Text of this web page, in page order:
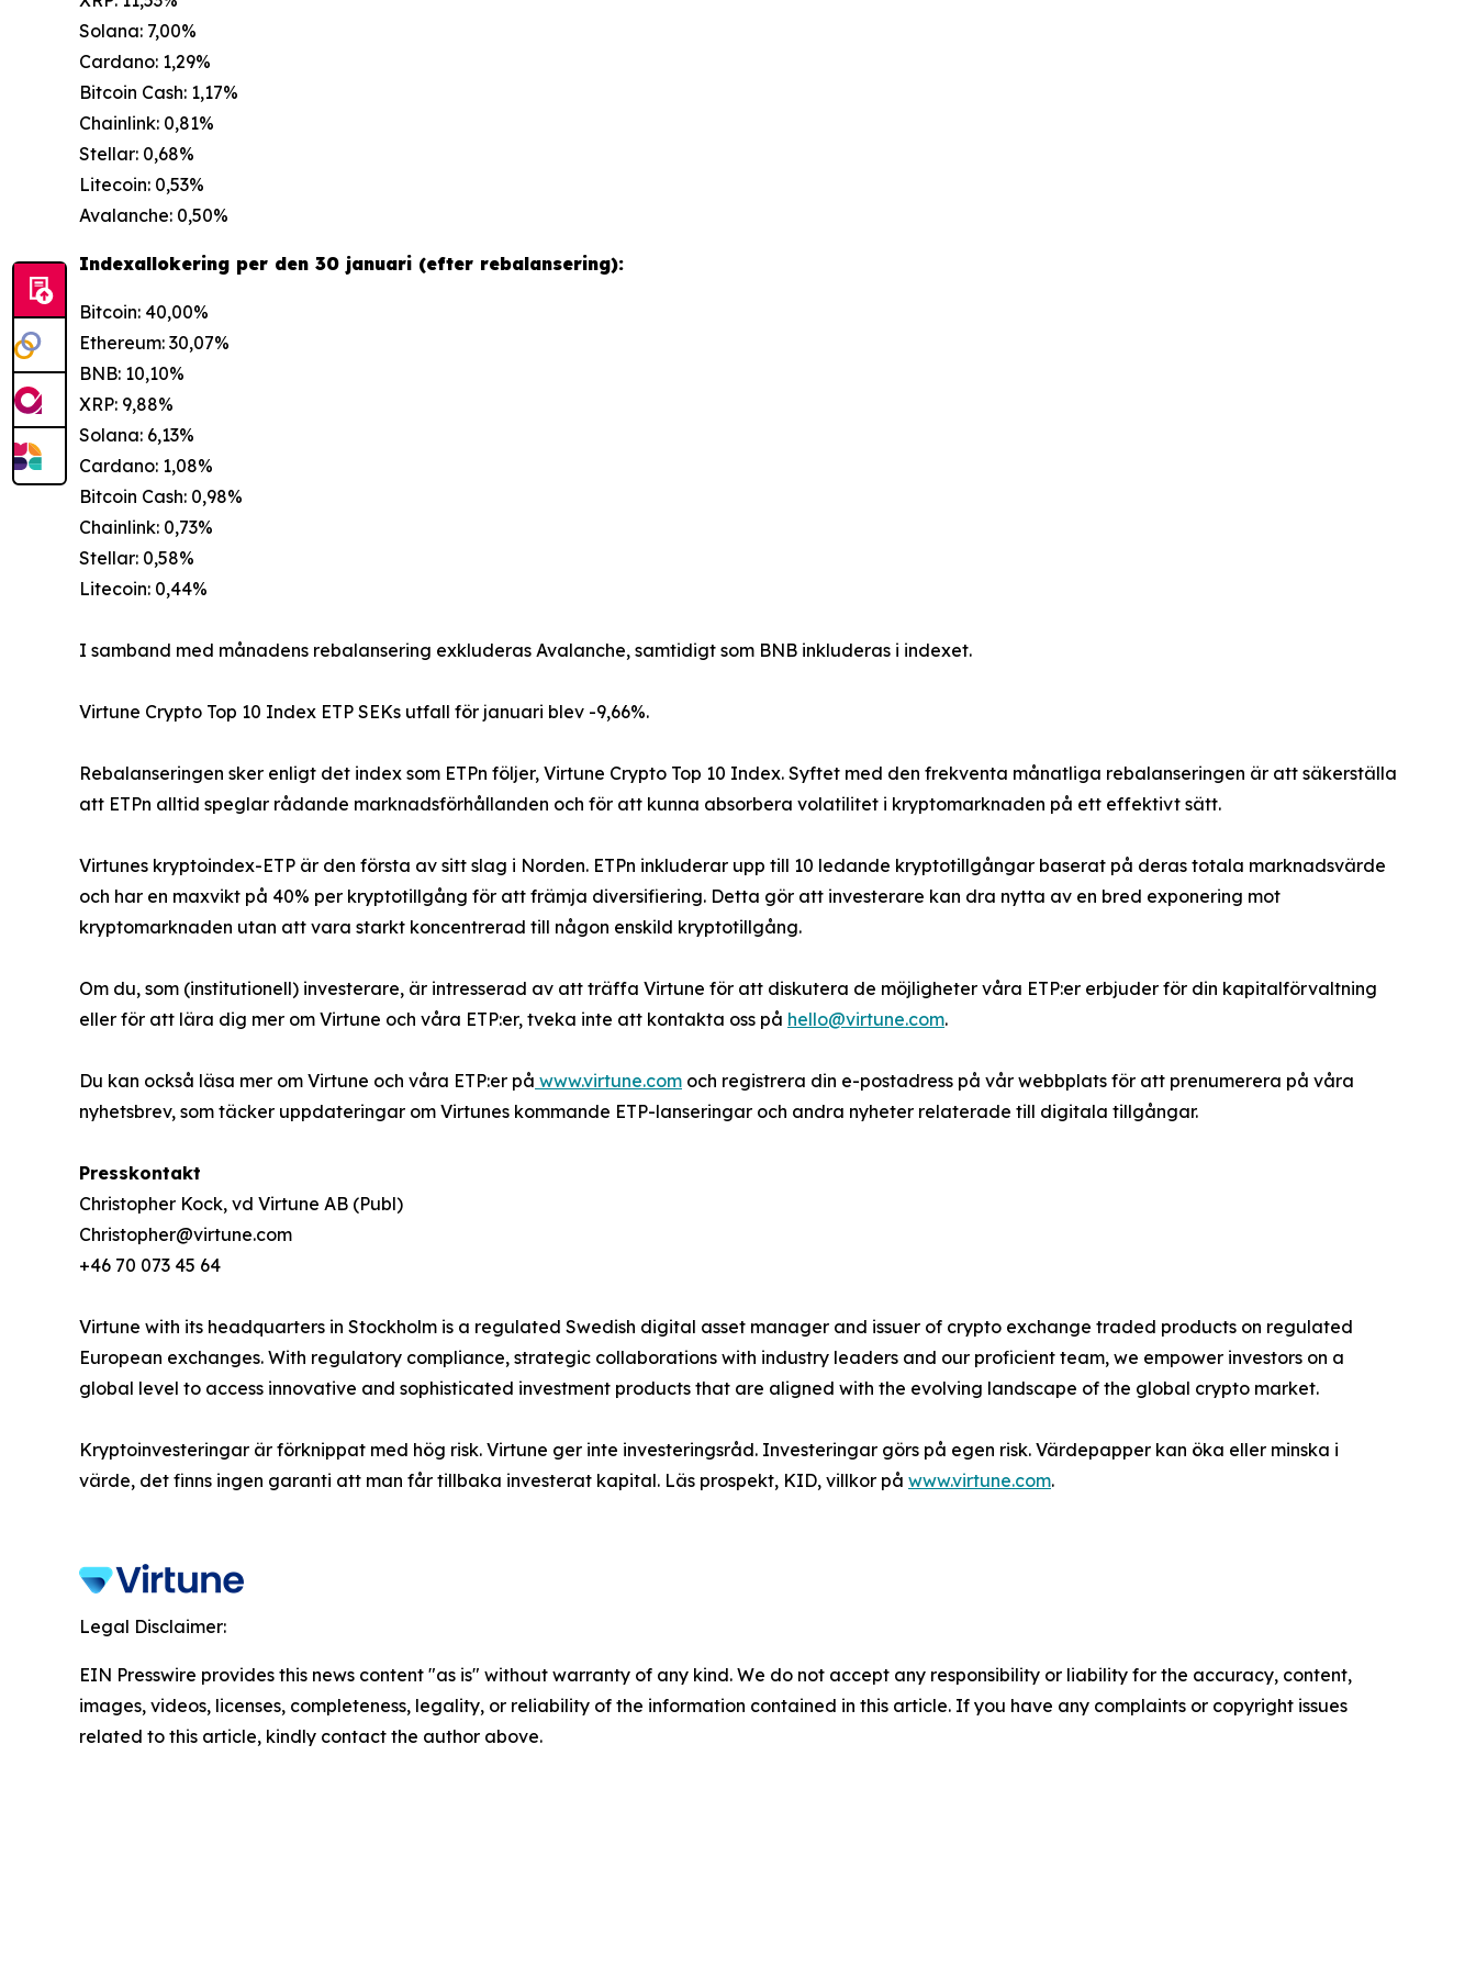
Solana: 7,00%
Cardano: 1,29%
Bitcoin Cash: 1,17%
Chainlink: 0,81%
Stellar: 0,68%
Litecoin: 0,53%
Avalanche: 0,50%
Indexallokering per den 30 januari (efter rebalansering):
Bitcoin: 40,00%
Ethereum: 30,07%
BNB: 10,10%
XRP: 9,88%
Solana: 6,13%
Cardano: 1,08%
Bitcoin Cash: 0,98%
Chainlink: 0,73%
Stellar: 0,58%
Litecoin: 0,44%
I samband med månadens rebalansering exkluderas Avalanche, samtidigt som BNB inkluderas i indexet.
Virtune Crypto Top 10 Index ETP SEKs utfall för januari blev -9,66%.
Rebalanseringen sker enligt det index som ETPn följer, Virtune Crypto Top 10 Index. Syftet med den frekventa månatliga rebalanseringen är att säkerställa
att ETPn alltid speglar rådande marknadsförhållanden och för att kunna absorbera volatilitet i kryptomarknaden på ett effektivt sätt.
Virtunes kryptoindex-ETP är den första av sitt slag i Norden. ETPn inkluderar upp till 10 ledande kryptotillgångar baserat på deras totala marknadsvärde
och har en maxvikt på 40% per kryptotillgång för att främja diversifiering. Detta gör att investerare kan dra nytta av en bred exponering mot
kryptomarknaden utan att vara starkt koncentrerad till någon enskild kryptotillgång.
Om du, som (institutionell) investerare, är intresserad av att träffa Virtune för att diskutera de möjligheter våra ETP:er erbjuder för din kapitalförvaltning
eller för att lära dig mer om Virtune och våra ETP:er, tveka inte att kontakta oss på hello@virtune.com.
Du kan också läsa mer om Virtune och våra ETP:er på www.virtune.com och registrera din e-postadress på vår webbplats för att prenumerera på våra
nyhetsbrev, som täcker uppdateringar om Virtunes kommande ETP-lanseringar och andra nyheter relaterade till digitala tillgångar.
Presskontakt
Christopher Kock, vd Virtune AB (Publ)
Christopher@virtune.com
+46 70 073 45 64
Virtune with its headquarters in Stockholm is a regulated Swedish digital asset manager and issuer of crypto exchange traded products on regulated
European exchanges. With regulatory compliance, strategic collaborations with industry leaders and our proficient team, we empower investors on a
global level to access innovative and sophisticated investment products that are aligned with the evolving landscape of the global crypto market.
Kryptoinvesteringar är förknippat med hög risk. Virtune ger inte investeringsråd. Investeringar görs på egen risk. Värdepapper kan öka eller minska i
värde, det finns ingen garanti att man får tillbaka investerat kapital. Läs prospekt, KID, villkor på www.virtune.com.
Legal Disclaimer:
EIN Presswire provides this news content "as is" without warranty of any kind. We do not accept any responsibility or liability for the accuracy, content,
images, videos, licenses, completeness, legality, or reliability of the information contained in this article. If you have any complaints or copyright issues
related to this article, kindly contact the author above.